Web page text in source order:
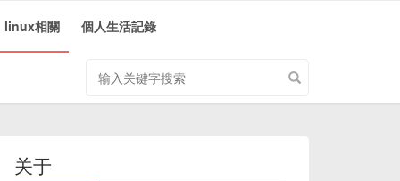
linux相關 個人生活記錄
关于